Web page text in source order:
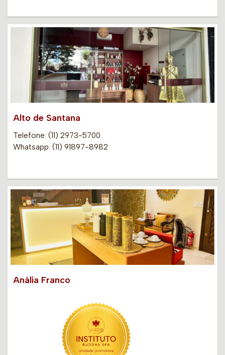
Alto de Santana
Telefone: (11) 2973-5700
Whatsapp: (11) 91897-8982
Anália Franco